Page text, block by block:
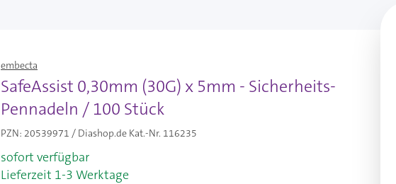
embecta
SafeAssist 0,30mm (30G) x 5mm - Sicherheits-
Pennadeln / 100 Stück
PZN: 20539971 / Diashop.de Kat.-Nr. 116235
sofort verfügbar
Lieferzeit 1-3 Werktage